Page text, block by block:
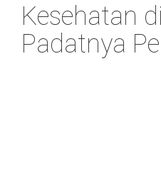
Kesehatan
Padatnya